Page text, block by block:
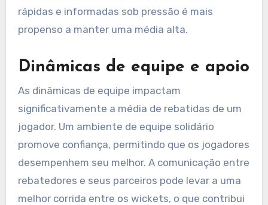
rápidas e informadas sob pressão é mais
propenso a manter uma média alta.
Dinâmicas de equipe e apoio
As dinâmicas de equipe impactam
significativamente a média de rebatidas de um
jogador. Um ambiente de equipe solidário
promove confiança, permitindo que os jogadores
desempenhem seu melhor. A comunicação entre
rebatedores e seus parceiros pode levar a uma
melhor corrida entre os wickets, o que contribui